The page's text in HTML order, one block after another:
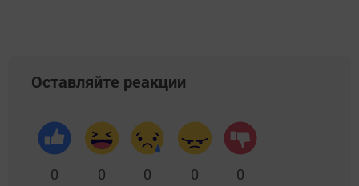
Оставляйте реакции
0 0 0 0 0